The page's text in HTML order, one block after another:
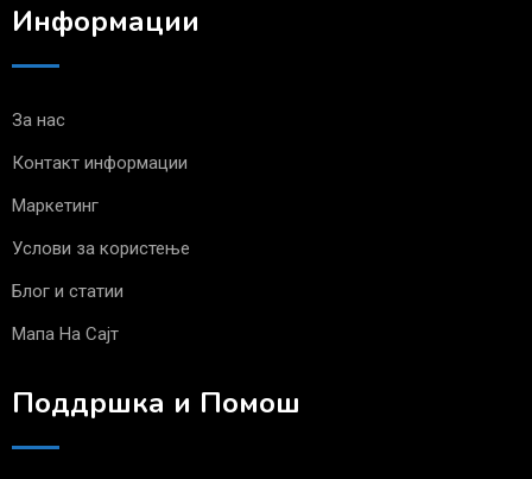
Информации
За нас
Контакт информации
Маркетинг
Услови за користење
Блог и статии
Мапа На Сајт
Поддршка и Помош